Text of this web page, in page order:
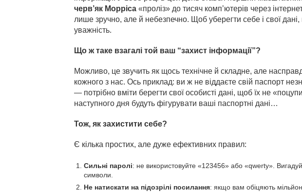
черв’як Морріса «проліз» до тисяч комп’ютерів через
лише зручно, але й небезпечно. Щоб уберегти себе і свої дані,
уважність.
Що ж таке взагалі той ваш “захист інформації”?
Можливо, це звучить як щось технічне й складне, але
кожного з нас. Ось приклад: ви ж не віддаєте свій паспорт
— потрібно вміти берегти свої особисті дані, щоб їх не
наступного дня будуть фігурувати ваші паспортні дані…
Тож, як захистити себе?
Є кілька простих, але дуже ефективних правил:
Сильні паролі: не використовуйте «123456» або «qwerty».
символи.
Не натискати на підозрілі посилання: якщо вам обіцяють